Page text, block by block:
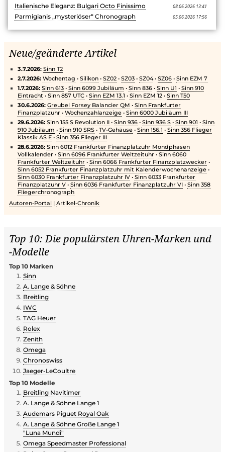
Italienische Eleganz: Bulgari Octo Finissimo 08.06.2026 13:41
Parmigianis „mysteriöser“ Chronograph 05.06.2026 17:56
Neue/geänderte Artikel
3.7.2026: Sinn T2
2.7.2026: Wochentag • Silikon• SZ02• SZ03• SZ04• SZ06• Sinn EZM 7
1.7.2026: Sinn 613• Sinn 6099 Jubiläum • Sinn 836• Sinn U1 • Sinn 910
Eintracht• Sinn 857 UTC• Sinn EZM 13.1 • Sinn EZM 12• Sinn T50
30.6.2026: Greubel Forsey Balancier QM • Sinn Frankfurter
Finanzplatzuhr• Wochenzahlanzeige• Sinn 6000 Jubiläum III
29.6.2026: Sinn 155 S Revolution II• Sinn 936• Sinn 936 S• Sinn 901 • Sinn
910 Jubiläum • Sinn 910 SRS• TV-Gehäuse• Sinn 156.1 • Sinn 356 Flieger
Klassik AS E• Sinn 356 Flieger III
28.6.2026: Sinn 6012 Frankfurter Finanzplatzuhr Mondphasen
Vollkalender• Sinn 6096 Frankfurter Weltzeituhr• Sinn 6060
Frankfurter Weltzeituhr• Sinn 6066 Frankfurter Finanzplatzwecker•
Sinn 6052 Frankfurter Finanzplatzuhr mit Kalenderwochenanzeige•
Sinn 6030 Frankfurter Finanzplatzuhr IV• Sinn 6033 Frankfurter
Finanzplatzuhr V• Sinn 6036 Frankfurter Finanzplatzuhr VI• Sinn 358
Fliegerchronograph
Autoren-Portal | Artikel-Chronik
Top 10: Die populärsten Uhren-Marken und
-Modelle
Top 10 Marken
Sinn
A. Lange & Söhne
Breitling
IWC
TAG Heuer
Rolex
Zenith
Omega
Chronoswiss
Jaeger-LeCoultre
Top 10 Modelle
Breitling Navitimer
A. Lange & Söhne Lange 1
Audemars Piguet Royal Oak
A. Lange & Söhne Große Lange 1
"Luna Mundi"
Omega Speedmaster Professional